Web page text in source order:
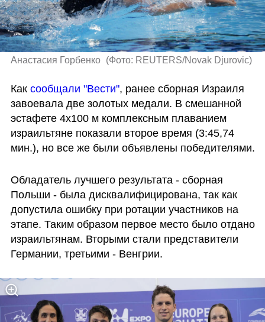
Анастасия Горбенко (Фото: REUTERS/Novak Djurovic)
Как сообщали "Вести", ранее сборная Израиля
завоевала две золотых медали. В смешанной
эстафете 4х100 м комплексным плаванием
израильтяне показали второе время (3:45,74
мин.), но все же были объявлены победителями.
Обладатель лучшего результата - сборная
Польши - была дисквалифицирована, так как
допустила ошибку при ротации участников на
этапе. Таким образом первое место было отдано
израильтянам. Вторыми стали представители
Германии, третьими - Венгрии.